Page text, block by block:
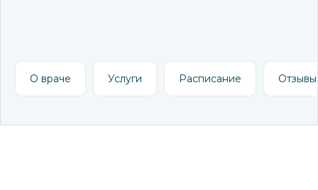
О враче Услуги Расписание Отзывы